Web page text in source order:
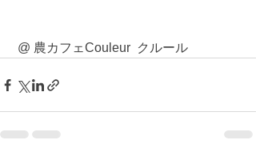
@ 農カフェCouleur  クルール